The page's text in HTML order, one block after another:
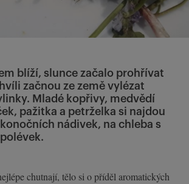
blíží, slunce začalo prohřívat
začnou ze země vylézat
Mladé kopřivy, medvědí
pažitka a petrželka si najdou
nádivek, na chleba s
chutnají, tělo si o příděl aromatických